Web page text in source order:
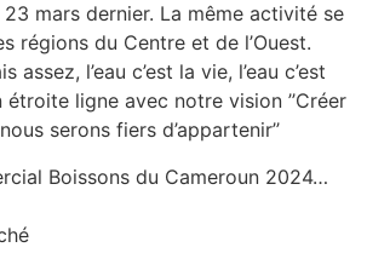
mars dernier. La même activité se
régions du Centre et de l’Ouest.
assez, l’eau c’est la vie, l’eau c’est
ligne avec notre vision ’’Créer
serons fiers d’appartenir’’
Boissons du Cameroun 2024…